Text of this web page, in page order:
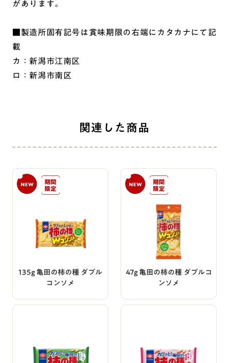
があります。
■製造所固有記号は賞味期限の右端にカタカナにて記
載
カ：新潟市江南区
ロ：新潟市南区
関連した商品
135g 亀田の柿の種 ダブル
コンソメ
47g 亀田の柿の種 ダブルコ
ンソメ